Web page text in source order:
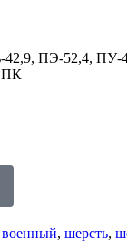
42,9, ПЭ-52,4, ПУ-
ПК
военный, шерсть,